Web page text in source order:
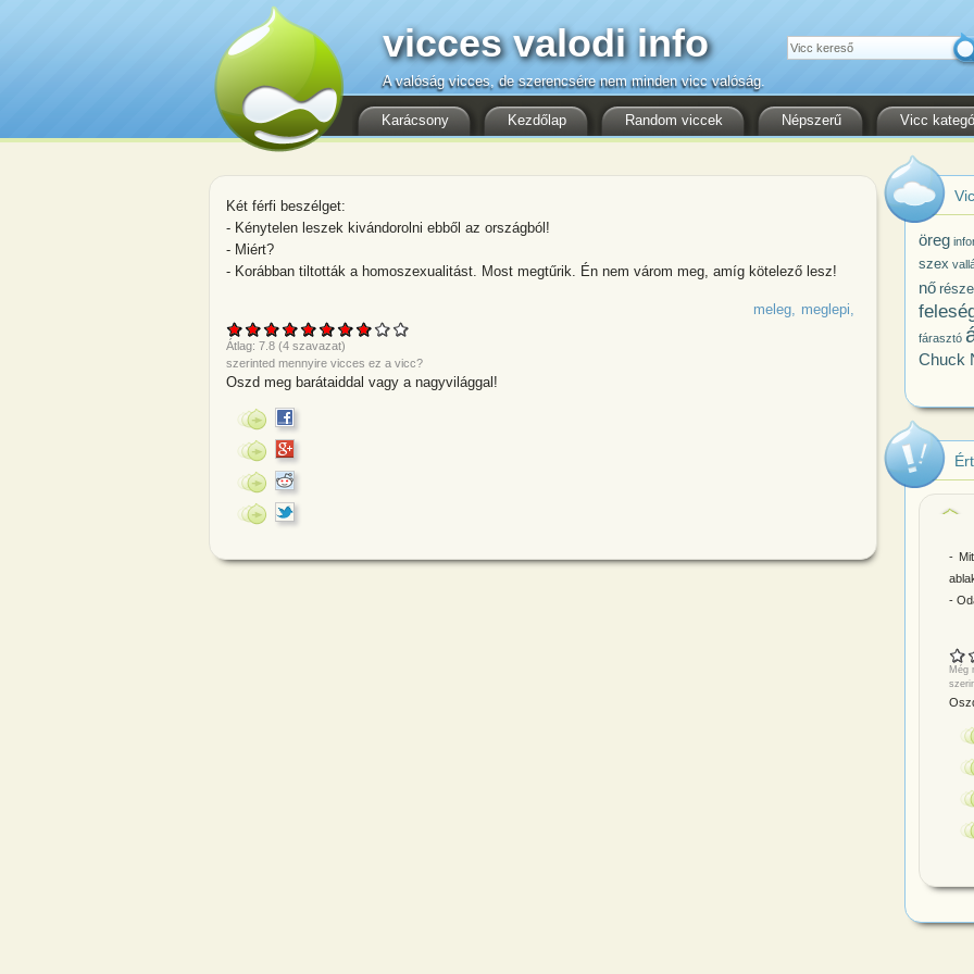
Karácsony Kezdőlap Random viccek Népszerű Vicc
vicces valodi info
A valóság vicces, de szerencsére nem minden vicc valóság.
Keresés
Két férfi beszélget:
- Kénytelen leszek kivándorolni ebből az országból!
- Miért?
- Korábban tiltották a homoszexualitást. Most megtűrik. Én nem várom meg, amíg kötelező lesz!
meglepi
meleg
Átlag: 7.8 (4 szavazat)
szerinted mennyire vicces ez a vicc?
Oszd meg barátaiddal vagy a nagyvilággal!
öreg
szex
nő
fárasztó
Chuck
-
-
Még